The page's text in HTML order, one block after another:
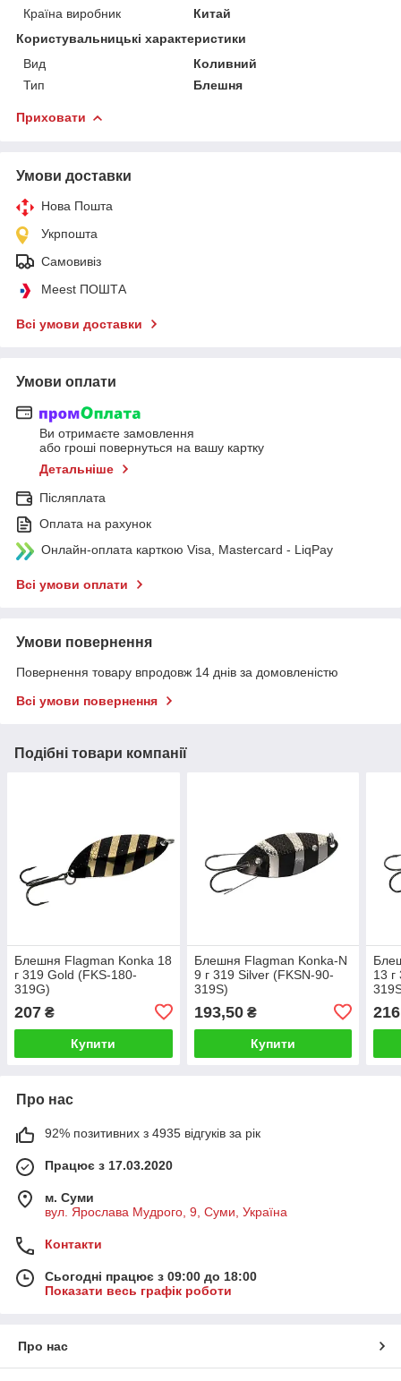
Країна виробник
Китай
Користувальницькі характеристики
Вид
Коливний
Тип
Блешня
Приховати
Умови доставки
Нова Пошта
Укрпошта
Самовивіз
Meest ПОШТА
Всі умови доставки
Умови оплати
Ви отримаєте замовлення
або гроші повернуться на вашу картку
Детальніше
Післяплата
Оплата на рахунок
Онлайн-оплата карткою Visa, Mastercard - LiqPay
Всі умови оплати
Умови повернення
Повернення товару впродовж 14 днів за домовленістю
Всі умови повернення
Подібні товари компанії
Блешня Flagman Konka 18
г 319 Gold (FKS-180-
319G)
207 ₴
Купити
Блешня Flagman Konka-N
9 г 319 Silver (FKSN-90-
319S)
193,50₴
Купити
13
216
Про нас
92% позитивних з 4935 відгуків за рік
Працює з 17.03.2020
м. Суми
вул. Ярослава Мудрого, 9, Суми, Україна
Контакти
Сьогодні працює з 09:00 до 18:00
Показати весь графік роботи
Про нас